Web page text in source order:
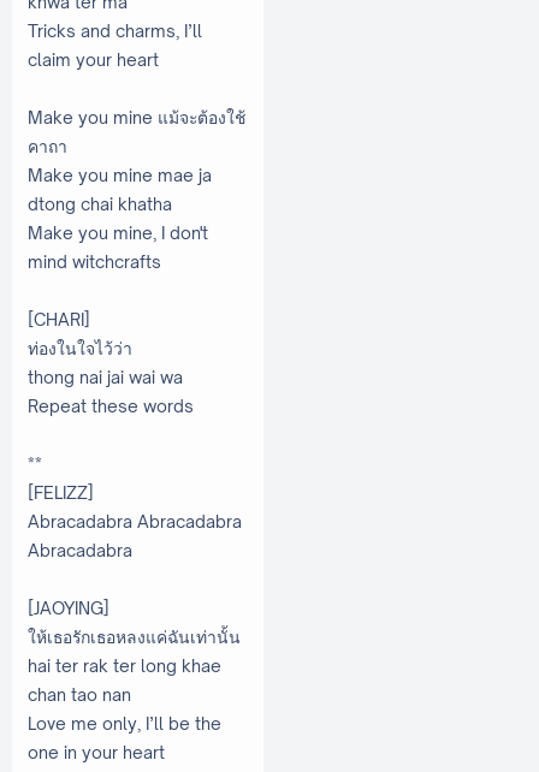
Tricks and charms, I’ll
claim your heart
Make you mine แม้จะต้องใช้
คาถา
Make you mine mae ja
dtong chai khatha
Make you mine, I don't
mind witchcrafts
[CHARI]
ท่องในใจไว้ว่า
thong nai jai wai wa
Repeat these words
**
[FELIZZ]
Abracadabra Abracadabra
Abracadabra
[JAOYING]
ให้เธอรักเธอหลงแค่ฉันเท่านั้น
hai ter rak ter long khae
chan tao nan
Love me only, I’ll be the
one in your heart